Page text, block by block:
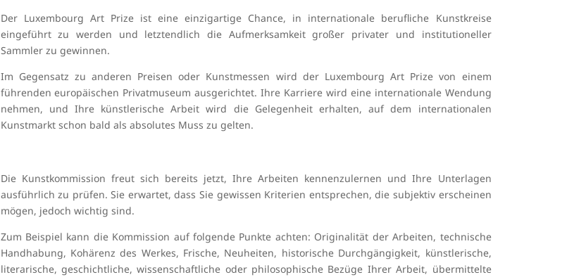
Der Luxembourg Art Prize ist eine einzigartige Chance, in internationale berufliche Kunstkreise
eingeführt zu werden und letztendlich die Aufmerksamkeit großer privater und institutioneller
Sammler zu gewinnen.
Im Gegensatz zu anderen Preisen oder Kunstmessen wird der Luxembourg Art Prize von einem
führenden europäischen Privatmuseum ausgerichtet. Ihre Karriere wird eine internationale Wendung
nehmen, und Ihre künstlerische Arbeit wird die Gelegenheit erhalten, auf dem internationalen
Kunstmarkt schon bald als absolutes Muss zu gelten.
Die Kunstkommission freut sich bereits jetzt, Ihre Arbeiten kennenzulernen und Ihre Unterlagen
ausführlich zu prüfen. Sie erwartet, dass Sie gewissen Kriterien entsprechen, die subjektiv erscheinen
mögen, jedoch wichtig sind.
Zum Beispiel kann die Kommission auf folgende Punkte achten: Originalität der Arbeiten, technische
Handhabung, Kohärenz des Werkes, Frische, Neuheiten, historische Durchgängigkeit, künstlerische,
literarische, geschichtliche, wissenschaftliche oder philosophische Bezüge Ihrer Arbeit, übermittelte